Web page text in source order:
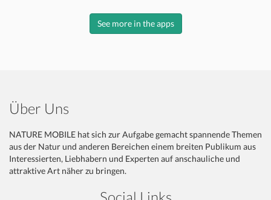
See more in the apps
Über Uns
NATURE MOBILE hat sich zur Aufgabe gemacht spannende Themen
aus der Natur und anderen Bereichen einem breiten Publikum aus
Interessierten, Liebhabern und Experten auf anschauliche und
attraktive Art näher zu bringen.